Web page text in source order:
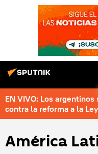
EN VIVO: Los
contra la reforma a la
América